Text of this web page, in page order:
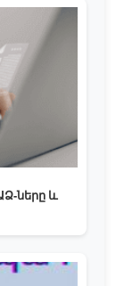
ները և